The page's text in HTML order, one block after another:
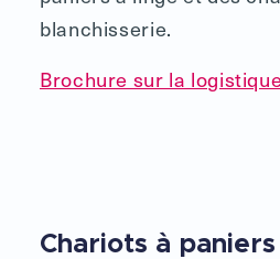
blanchisserie.
Brochure sur la
Chariots à